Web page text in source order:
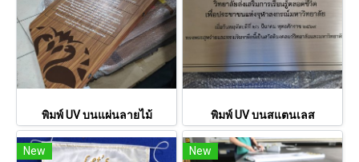
พิมพ์ UV บนแผ่นลายไม้ พิมพ์ UV บนสแตนเลส
New New